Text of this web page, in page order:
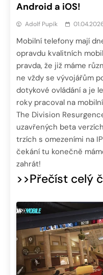
Android a iOS!
Adolf Pupík
Mobilní telefony mají
opravdu kvalitních
pravda, že již máme
ne vždy se vývojářům
dotykové ovládání a je
roky pracoval na
The Division
uzavřených beta
trzích s omezeními na
čekání tu konečně
zahrát!
>>Přečíst celý